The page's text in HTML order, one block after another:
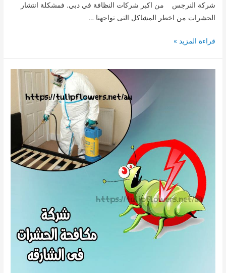
شركة النرجس من اكبر شركات النظافة في دبي. فمشكلة انتشار
الحشرات من اخطر المشاكل التى تواجهنا …
شركة
قراءة المزيد »